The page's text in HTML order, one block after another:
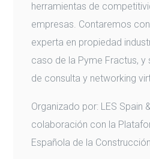
herramientas de
empresas. Contaremos
experta en propiedad
caso de la Pyme Fractus, y
de consulta y networking
Organizado por: LES Spain
colaboración con la
Española de la